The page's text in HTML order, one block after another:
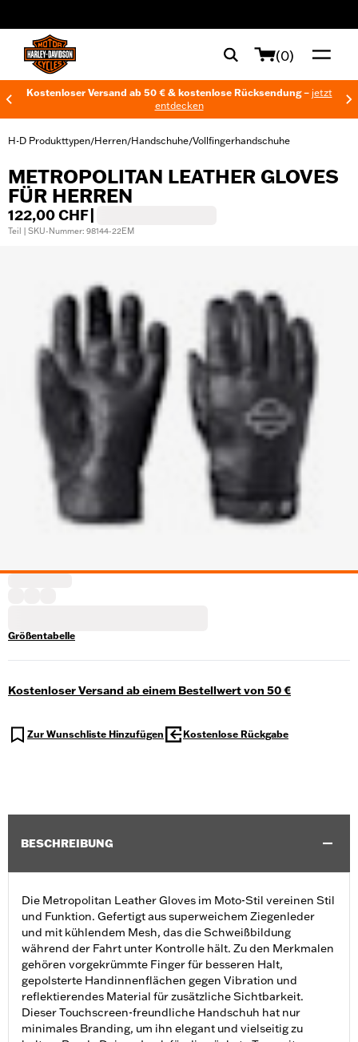
(0)
Kostenloser Versand ab 50 € & kostenlose Rücksendung – jetzt
entdecken
H-D Produkttypen/Herren/Handschuhe/Vollfingerhandschuhe
METROPOLITAN LEATHER GLOVES
FÜR HERREN
122,00 CHF
Teil | SKU-Nummer: 98144-22EM
Größentabelle
Kostenloser Versand ab einem Bestellwert von 50 €
Zur Wunschliste Hinzufügen Kostenlose Rückgabe
BESCHREIBUNG
Die Metropolitan Leather Gloves im Moto-Stil vereinen Stil
und Funktion. Gefertigt aus superweichem Ziegenleder
und mit kühlendem Mesh, das die Schweißbildung
während der Fahrt unter Kontrolle hält. Zu den Merkmalen
gehören vorgekrümmte Finger für besseren Halt,
gepolsterte Handinnenflächen gegen Vibration und
reflektierendes Material für zusätzliche Sichtbarkeit.
Dieser Touchscreen-freundliche Handschuh hat nur
minimales Branding, um ihn elegant und vielseitig zu